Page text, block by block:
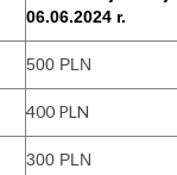
06.06.2024 r.
500 PLN
400 PLN
300 PLN